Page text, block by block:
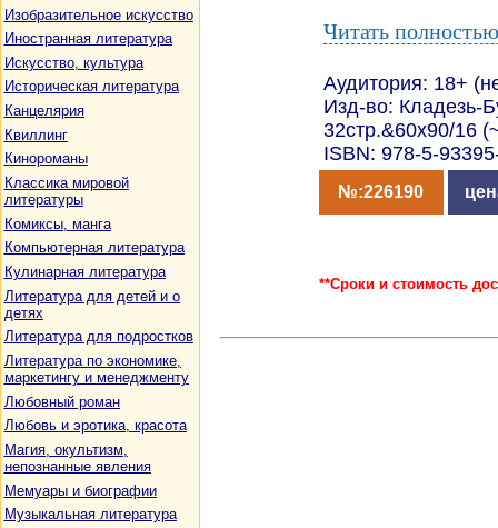
Изобразительное искусство
Иностранная литература
Искусство, культура
Историческая литература
Канцелярия
Квиллинг
Кинороманы
Классика мировой
литературы
Комиксы, манга
Компьютерная литература
Кулинарная литература
Литература для детей и о
детях
Литература для подростков
Литература по экономике,
маркетингу и менеджменту
Любовный роман
Любовь и эротика, красота
Магия, окультизм,
непознанные явления
Мемуары и биографии
Музыкальная литература
Читать
Аудитория: 18+
Изд-во: Кладезь-
32стр.&60x90/16
ISBN: 978-5-
№:226190
**Сроки и стоимость